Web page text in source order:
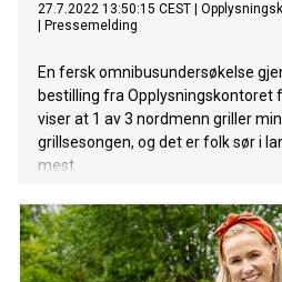
27.7.2022 13:50:15 CEST
Pressemelding
En fersk omnibusundersøkelse
bestilling fra Opplysningskontoret
viser at 1 av 3 nordmenn griller
grillsesongen, og det er folk sør i
mest.